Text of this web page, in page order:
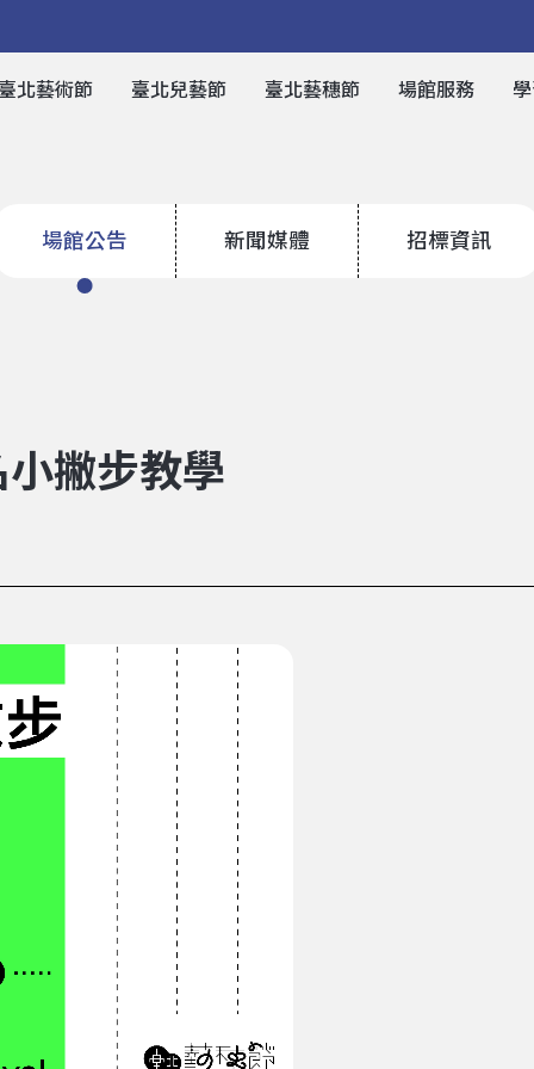
北藝術節 臺北兒藝節 臺北藝穗節 場館服務
場館公告 新聞媒體 招標資訊
撇步教學